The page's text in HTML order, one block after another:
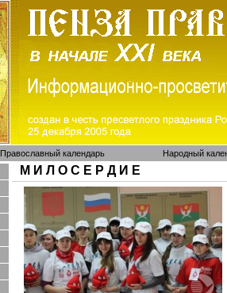
Православный календарь Народный
М И Л О С Е Р Д И Е